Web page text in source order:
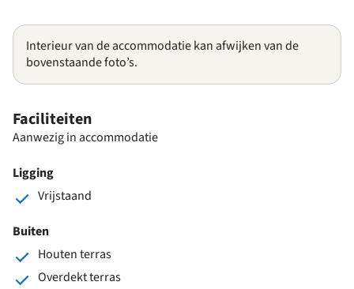
Interieur van de accommodatie kan afwijken van de
bovenstaande foto’s.
Faciliteiten
Aanwezig in accommodatie
Ligging
Vrijstaand
Buiten
Houten terras
Overdekt terras